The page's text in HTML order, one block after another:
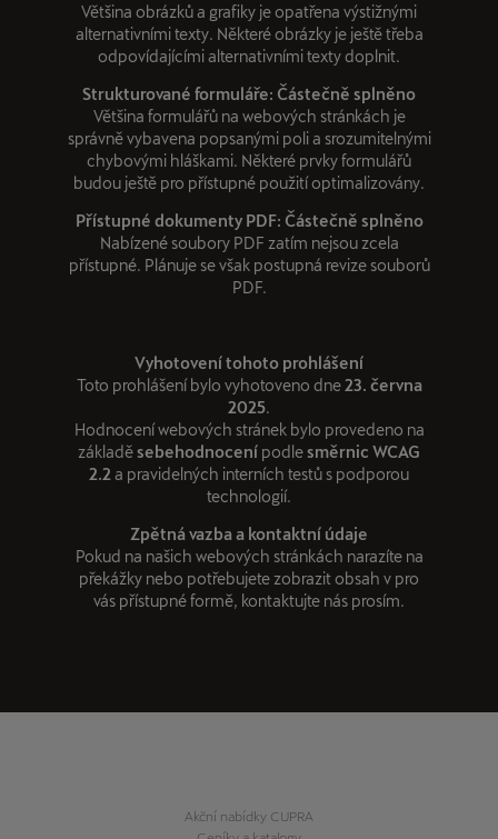
Většina obrázků a grafiky je opatřena výstižnými
alternativními texty. Některé obrázky je ještě třeba
odpovídajícími alternativními texty doplnit.
Strukturované formuláře: Částečně splněno
Většina formulářů na webových stránkách je
správně vybavena popsanými poli a srozumitelnými
chybovými hláškami. Některé prvky formulářů
budou ještě pro přístupné použití optimalizovány.
Přístupné dokumenty PDF: Částečně splněno
Nabízené soubory PDF zatím nejsou zcela
přístupné. Plánuje se však postupná revize souborů
PDF.
Vyhotovení tohoto prohlášení
Toto prohlášení bylo vyhotoveno dne 23. června
2025.
Hodnocení webových stránek bylo provedeno na
základěsebehodnocení podlesměrnic WCAG
2.2 a pravidelných interních testů s podporou
technologií.
Zpětná vazba a kontaktní údaje
Pokud na našich webových stránkách narazíte na
překážky nebo potřebujete zobrazit obsah v pro
vás přístupné formě, kontaktujte nás prosím.
Akční nabídky CUPRA